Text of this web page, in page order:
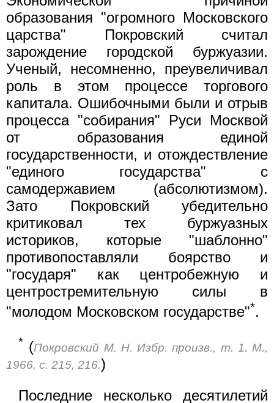
образования "огромного Московского
царства" Покровский считал
зарождение городской буржуазии.
Ученый, несомненно, преувеличивал
роль в этом процессе торгового
капитала. Ошибочными были и отрыв
процесса "собирания" Руси Москвой
от образования единой
государственности, и отождествление
"единого государства" с
самодержавием (абсолютизмом).
Зато Покровский убедительно
критиковал тех буржуазных
историков, которые "шаблонно"
противопоставляли боярство и
"государя" как центробежную и
центростремительную силы в
"молодом Московском государстве"*.
* (Покровский М. Н. Избр. произв., т. 1. М.,
1966, с. 215, 216.)
Последние несколько десятилетий